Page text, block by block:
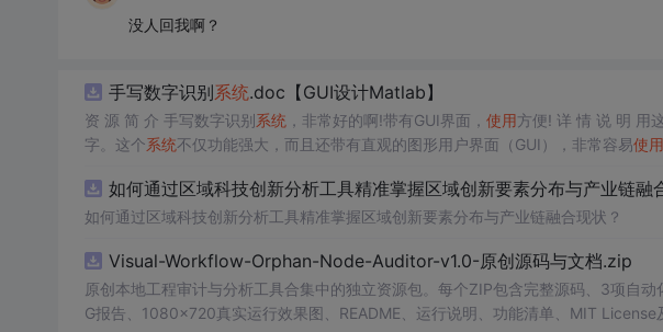
没人回我啊？
手写数字识别系统.doc【GUI设计Matlab】
资 源 简 介 手写数字识别系统 ，非常好的啊!带有GUI界面， 使用方便! 详 情 说 明 用
字。这个系统不仅功能强大，而且还带有直观的图形用户界面（GUI），非常容易使用
便和实用的工具，你一定会喜欢它的！
如何通过区域科技创新分析工具精准掌握区域创新要素分布与产业链融
如何通过区域科技创新分析工具精准掌握区域创新要素分布与产业链融合现状？
Visual-Workflow-Orphan-Node-Auditor-v1.0-原创源码与文档.zip
原创本地工程审计与分析工具合集中的独立资源包。每个ZIP包含完整源码、3项自
G报告、1080×720真实运行效果图、README、运行说明、功能清单、MIT